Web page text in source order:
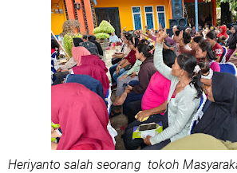
Heriyanto salah seorang tokoh